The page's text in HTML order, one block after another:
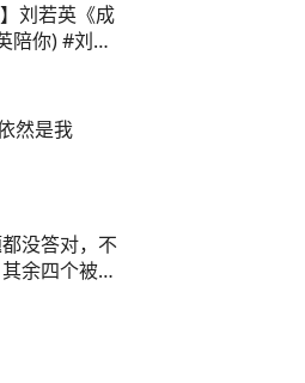
刘若英《成
陪你) #刘若
然是我
没答对，不
余四个被处